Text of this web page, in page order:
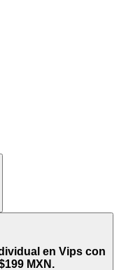
en Vips con
MXN.